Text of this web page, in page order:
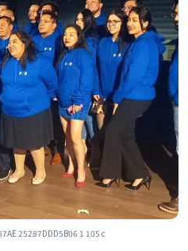
25287DDD5B06 1 105 c